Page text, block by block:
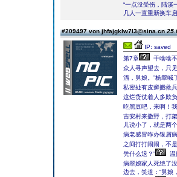
“一点没受伤，陆溪
几人一直重新换车
#209497 von jhfajgklw7l3@sina.cn
IP: saved
第7章
干啥啥
众人寻声望去，只
溜，舅娘。”杨翠喊
私密处有皮癣搬救
这烂货仗着人多欺
吃黑豆吧，来啊！
吉安村来撒野，打
儿说小了，就是两
病老感冒咋办银屑
之间打打闹闹，不
凭什么退？”
温
病翠娘家人死绝了
边去，笑道：“舅娘